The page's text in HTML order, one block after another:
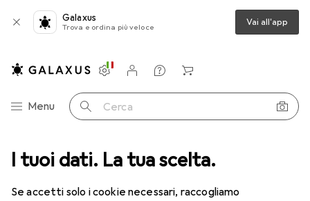
I tuoi dati. La tua scelta.
Se accetti solo i cookie necessari, raccogliamo
Galaxus
Trova e ordina più veloce Vai all'app
Categoria Navigazione
Menu Cerca
Impostazioni
Conto cliente
Liste di confronto
Liste dei desideri
Carrello
Lenti a contatto Air Optix più HydraGlyde per l'astigmatismo